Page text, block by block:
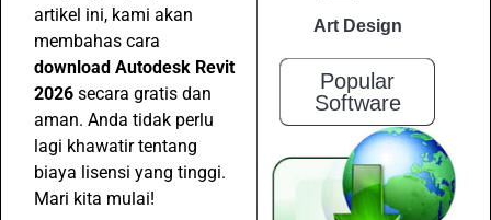
artikel ini, kami akan
membahas cara
download Autodesk Revit
2026 secara gratis dan
aman. Anda tidak perlu
lagi khawatir tentang
biaya lisensi yang tinggi.
Mari kita mulai!
Art Design
Popular
Software